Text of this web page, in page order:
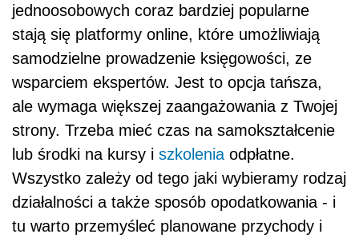
jednoosobowych coraz bardziej popularne
stają się platformy online, które umożliwiają
samodzielne prowadzenie księgowości, ze
wsparciem ekspertów. Jest to opcja tańsza,
ale wymaga większej zaangażowania z Twojej
strony. Trzeba mieć czas na samokształcenie
lub środki na kursy i szkolenia odpłatne.
Wszystko zależy od tego jaki wybieramy rodzaj
działalności a także sposób opodatkowania - i
tu warto przemyśleć planowane przychody i